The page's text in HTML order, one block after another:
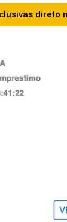
direto